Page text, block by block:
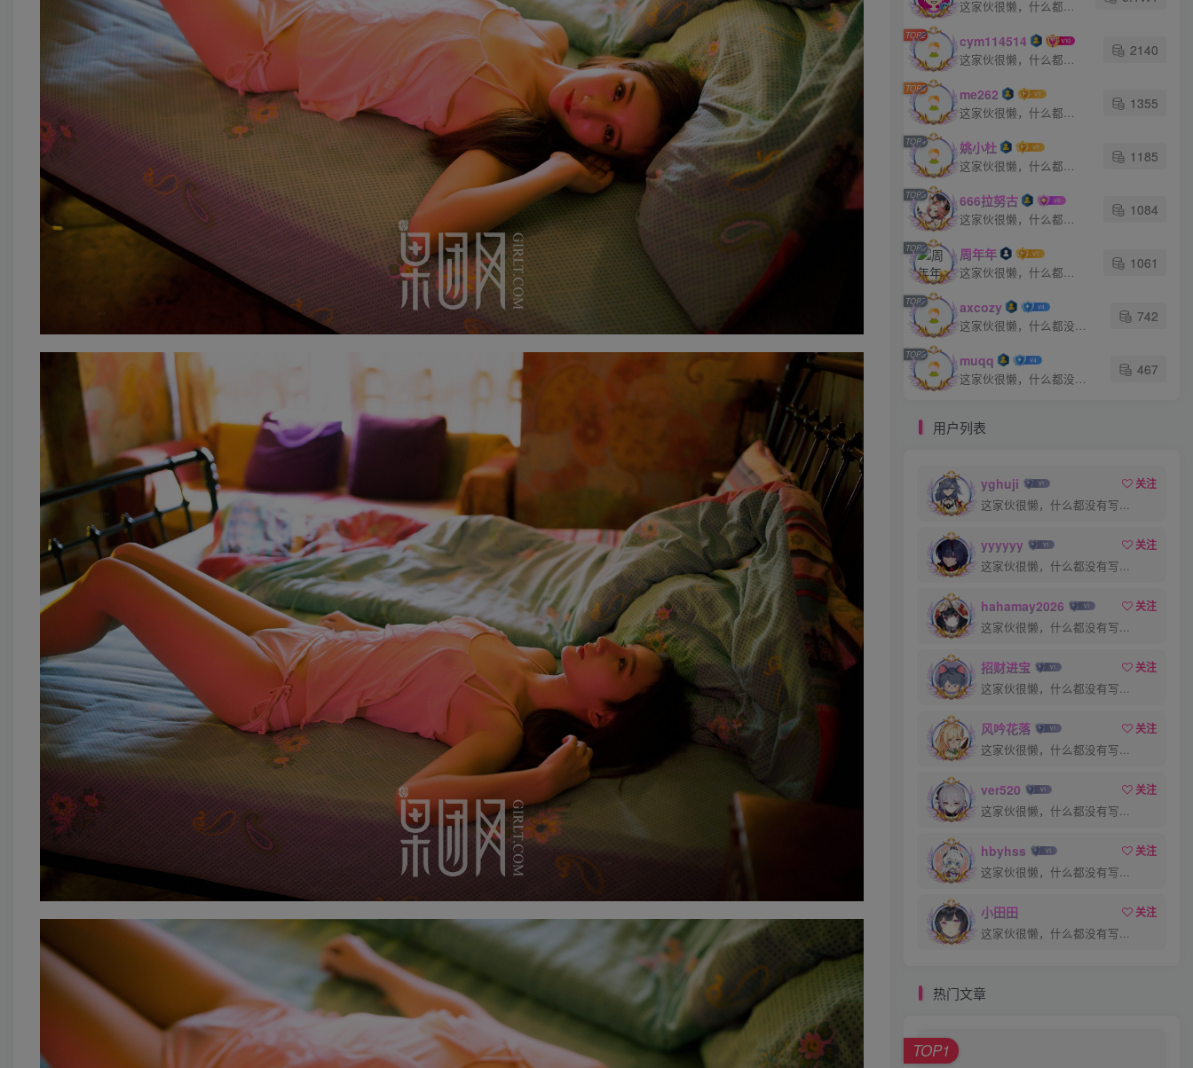
1年前
[XiuRen秀人网] No.8444
Carol周妍希X 丝袜美腿
TOP3
[XiuRen秀人网] No.8720 安
2年前 100W+人已阅读
TOP4
己_Toxic 黑丝美臀
2年前
TOP5
[XiuRen秀人网] No.9040 蛋
蛋宝 妩媚美腿
2年前
TOP6
论坛文章
ztdha520
AIG美女_No.441_茗梓_黄色低胸上衣 主
+1
Coser网络美女 评分 回复
ztdha520
3小时前发布 1次阅读
关注
AIG美女_No.442_猫儿仙子_性感古典美
女 主题写真 [83+1P]
这家伙很懒，什么都没有写...
TOP2 cym114514
这家伙很懒，什么都没有写...
2140
TOP3 me262
这家伙很懒，什么都没有写...
1355
TOP4 姚小杜
这家伙很懒，什么都没有写...
1185
TOP5 666拉努古
这家伙很懒，什么都没有写...
1084
TOP6 周年年
这家伙很懒，什么都没有写...
1061
TOP7 axcozy
这家伙很懒，什么都没有写...
742
TOP8 muqq
这家伙很懒，什么都没有写...
467
用户列表
yghuji
关注
这家伙很懒，什么都没有写...
yyyyyy
关注
这家伙很懒，什么都没有写...
hahamay2026
关注
这家伙很懒，什么都没有写...
招财进宝
关注
这家伙很懒，什么都没有写...
风吟花落
关注
这家伙很懒，什么都没有写...
ver520
关注
这家伙很懒，什么都没有写...
hbyhss
关注
这家伙很懒，什么都没有写...
小田田
关注
这家伙很懒，什么都没有写...
热门文章
TOP1